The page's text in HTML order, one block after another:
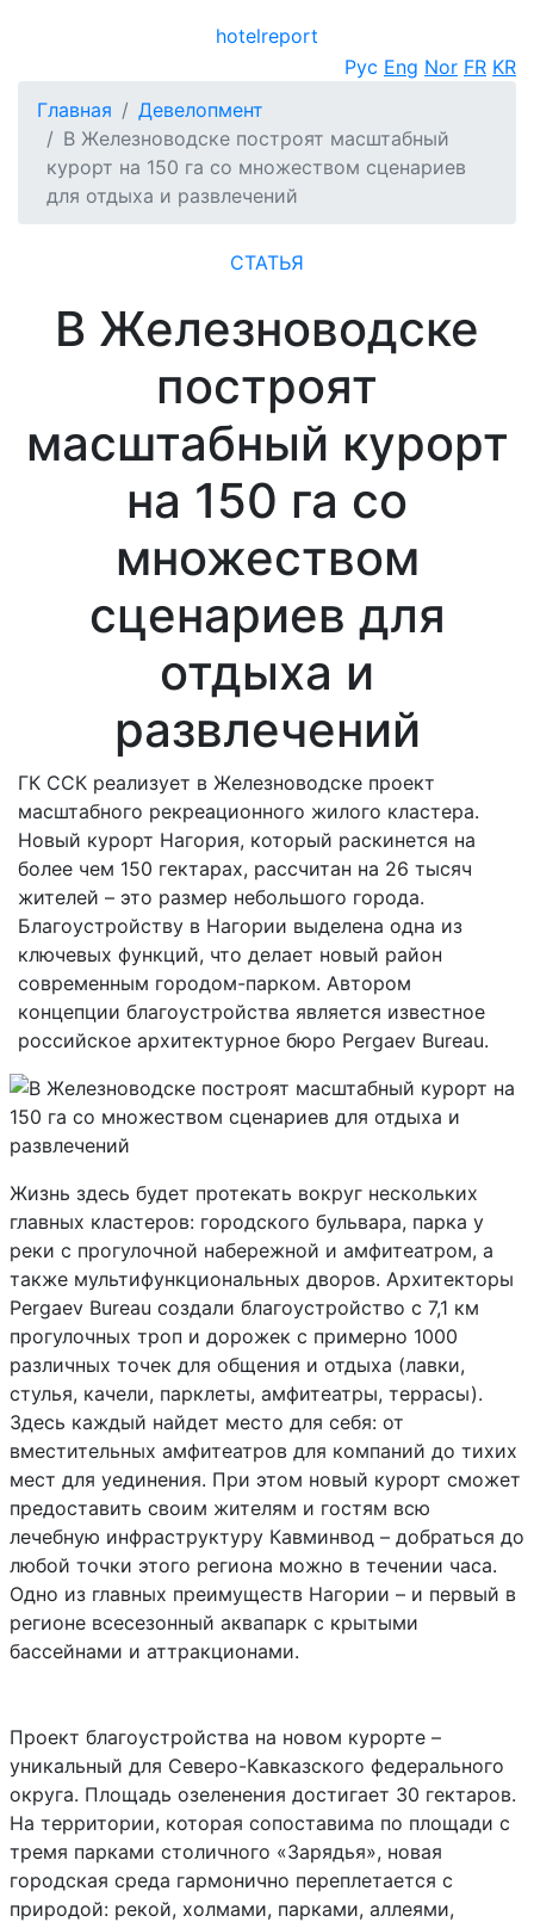
hotelreport
Рус Eng Nor FR KR
Главная
Девелопмент
В Железноводске построят масштабный
курорт на 150 га со множеством сценариев
для отдыха и развлечений
СТАТЬЯ
В Железноводске
построят
масштабный курорт
на 150 га со
множеством
сценариев для
отдыха и
развлечений
ГК ССК реализует в Железноводске проект
масштабного рекреационного жилого кластера.
Новый курорт Нагория, который раскинется на
более чем 150 гектарах, рассчитан на 26 тысяч
жителей – это размер небольшого города.
Благоустройству в Нагории выделена одна из
ключевых функций, что делает новый район
современным городом-парком. Автором
концепции благоустройства является известное
российское архитектурное бюро Pergaev Bureau.
Жизнь здесь будет протекать вокруг нескольких
главных кластеров: городского бульвара, парка у
реки с прогулочной набережной и амфитеатром, а
также мультифункциональных дворов. Архитекторы
Pergaev Bureau создали благоустройство с 7,1 км
прогулочных троп и дорожек с примерно 1000
различных точек для общения и отдыха (лавки,
стулья, качели, парклеты, амфитеатры, террасы).
Здесь каждый найдет место для себя: от
вместительных амфитеатров для компаний до тихих
мест для уединения. При этом новый курорт сможет
предоставить своим жителям и гостям всю
лечебную инфраструктуру Кавминвод – добраться до
любой точки этого региона можно в течении часа.
Одно из главных преимуществ Нагории – и первый в
регионе всесезонный аквапарк с крытыми
бассейнами и аттракционами.
Проект благоустройства на новом курорте –
уникальный для Северо-Кавказского федерального
округа. Площадь озеленения достигает 30 гектаров.
На территории, которая сопоставима по площади с
тремя парками столичного «Зарядья», новая
городская среда гармонично переплетается с
природой: рекой, холмами, парками, аллеями,